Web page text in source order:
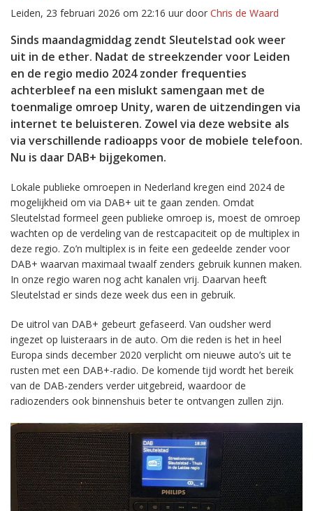
Leiden, 23 februari 2026 om 22:16 uur door Chris de Waard
Sinds maandagmiddag zendt Sleutelstad ook weer
uit in de ether. Nadat de streekzender voor Leiden
en de regio medio 2024 zonder frequenties
achterbleef na een mislukt samengaan met de
toenmalige omroep Unity, waren de uitzendingen via
internet te beluisteren. Zowel via deze website als
via verschillende radioapps voor de mobiele telefoon.
Nu is daar DAB+ bijgekomen.
Lokale publieke omroepen in Nederland kregen eind 2024 de
mogelijkheid om via DAB+ uit te gaan zenden. Omdat
Sleutelstad formeel geen publieke omroep is, moest de omroep
wachten op de verdeling van de restcapaciteit op de multiplex in
deze regio. Zo’n multiplex is in feite een gedeelde zender voor
DAB+ waarvan maximaal twaalf zenders gebruik kunnen maken.
In onze regio waren nog acht kanalen vrij. Daarvan heeft
Sleutelstad er sinds deze week dus een in gebruik.
De uitrol van DAB+ gebeurt gefaseerd. Van oudsher werd
ingezet op luisteraars in de auto. Om die reden is het in heel
Europa sinds december 2020 verplicht om nieuwe auto’s uit te
rusten met een DAB+-radio. De komende tijd wordt het bereik
van de DAB-zenders verder uitgebreid, waardoor de
radiozenders ook binnenshuis beter te ontvangen zullen zijn.